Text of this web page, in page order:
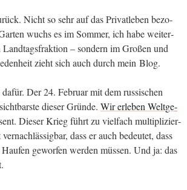
Nicht so sehr auf das Pri­vat­le­ben bezo­
wuchs es im Som­mer, ich habe wei­ter­
– son­dern im Gro­ßen und
zieht sich auch durch mein Blog.
Der 24. Febru­ar mit dem rus­si­schen
die­ser Grün­de. Wir erle­ben Welt­ge­
Die­ser Krieg führt zu viel­fach mul­ti­pli­zier­
dass er auch bedeu­tet, dass
gewor­fen wer­den müs­sen. Und ja: das